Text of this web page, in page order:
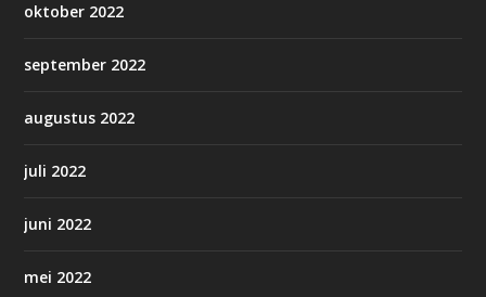
oktober 2022
september 2022
augustus 2022
juli 2022
juni 2022
mei 2022